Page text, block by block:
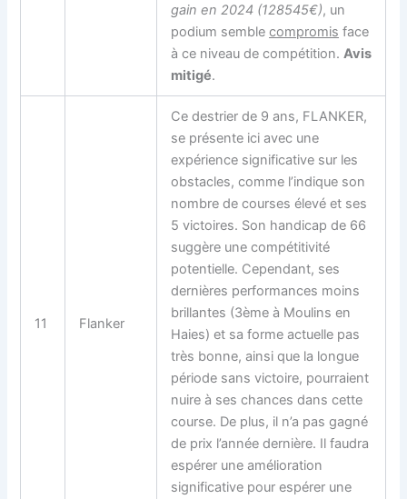
gain en 2024 (128545€), un
podium semblecompromis face
à ce niveau de compétition. Avis
mitigé.
11 Flanker
Ce destrier de 9 ans, FLANKER,
se présente ici avec une
expérience significative sur les
obstacles, comme l’indique son
nombre de courses élevé et ses
5 victoires. Son handicap de 66
suggère une compétitivité
potentielle. Cependant, ses
dernières performances moins
brillantes (3ème à Moulins en
Haies) et sa forme actuelle pas
très bonne, ainsi que la longue
période sans victoire, pourraient
nuire à ses chances dans cette
course. De plus, il n’a pas gagné
de prix l’année dernière. Il faudra
espérer une amélioration
significative pour espérer une